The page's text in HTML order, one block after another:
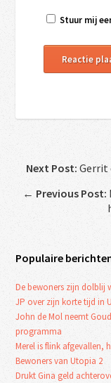
Stuur mij
Next Post: Gerrit
← Previous Post:
Populaire
De bewoners zijn dolblij
JP over zijn korte tijd in
John de Mol neemt
programma
Merel is flink afgevallen,
Bewoners van Utopia 2
Drukt Gina geld